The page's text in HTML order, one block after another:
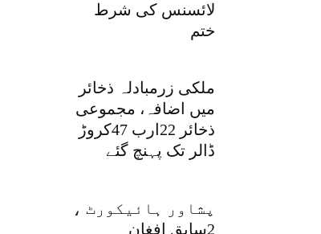
لائسنس کی شرط
ختم
ملکی زرمبادلہ ذخائر
میں اضافہ، مجموعی
ذخائر 22ارب 47کروڑ
ڈالر تک پہنچ گئے
پشاور ہائیکورٹ ،
2سابق افغان